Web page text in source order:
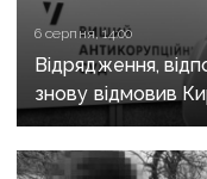
6 серпня, 14:00
Відрядження,
знову відмовив